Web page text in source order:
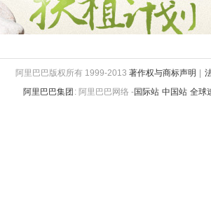
阿里巴巴版权所有 1999-2013 著作权与商标声明
阿里巴巴集团 : 阿里巴巴网络 -国际站 中国站 全球